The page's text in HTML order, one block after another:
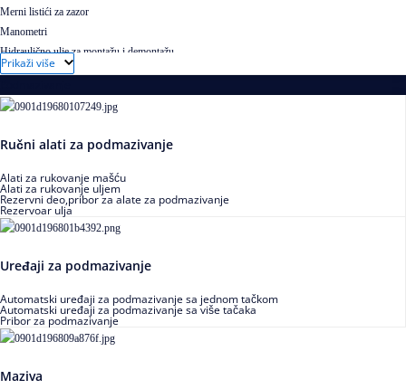
Merni listići za zazor
Manometri
Hidraulično ulje za montažu i demontažu
Prikaži više
Ručni alati za podmazivanje
Alati za rukovanje mašću
Alati za rukovanje uljem
Rezervni deo,pribor za alate za podmazivanje
Rezervoar ulja
Uređaji za podmazivanje
Automatski uređaji za podmazivanje sa jednom tačkom
Automatski uređaji za podmazivanje sa više tačaka
Pribor za podmazivanje
Maziva